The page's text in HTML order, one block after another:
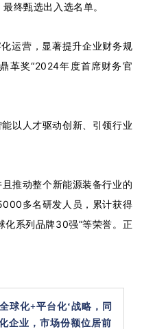
终甄选出入选名单。
运营，显著提升企业财务规
革奖“2024年度首席财务官
以人才驱动创新、引领行业
推动整个新能源装备行业的
多名研发人员，累计获得
化系列品牌30强”等荣誉。正
球化+平台化‘战略，同
企业，市场份额位居前